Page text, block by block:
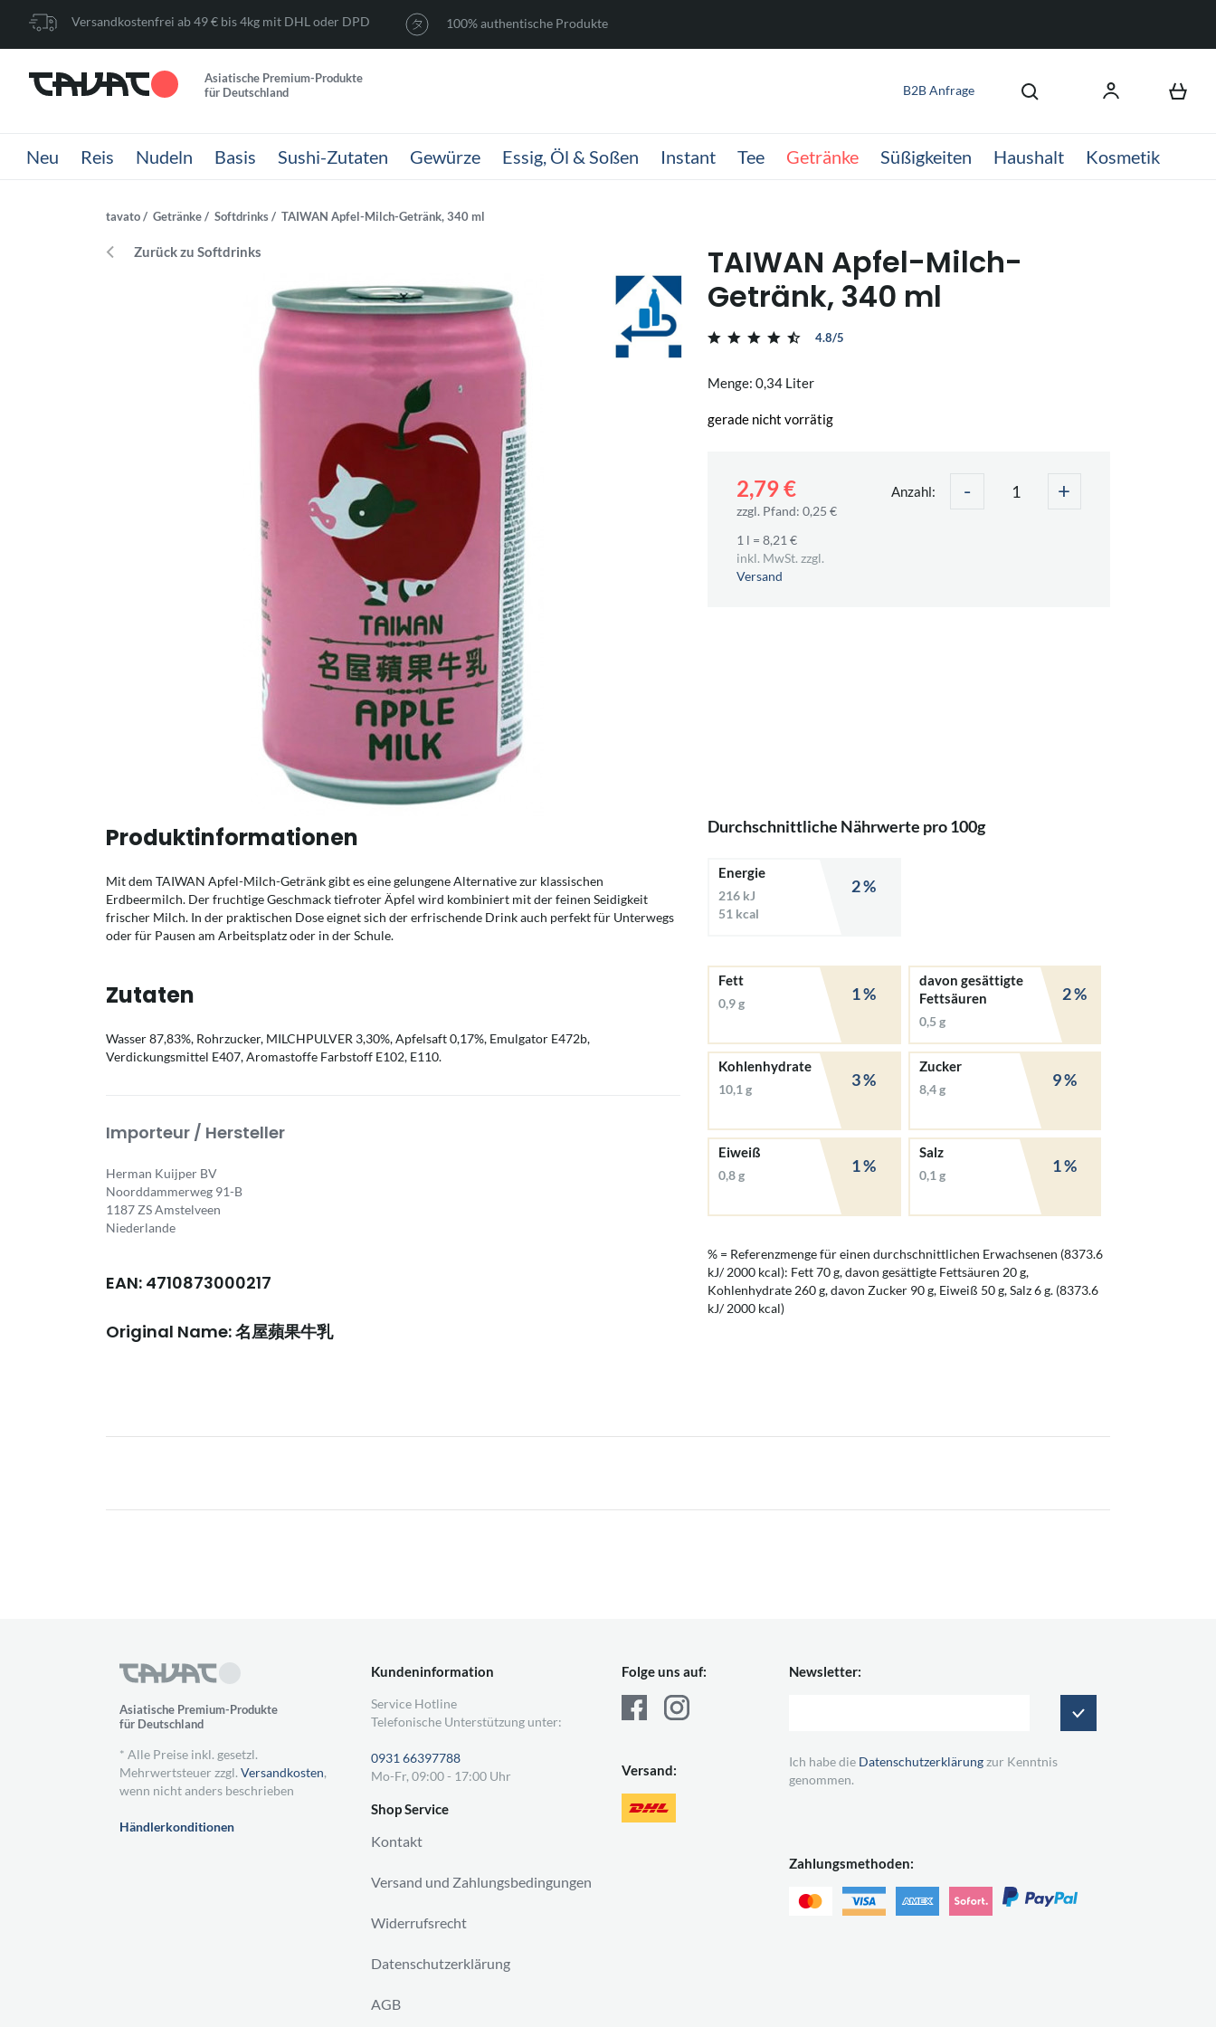
Versandkostenfrei ab 49 € bis 4kg mit DHL oder DPD 100% authentische Produkte
Asiatische Premium-Produkte
für Deutschland
B2B Anfrage
Neu Reis Nudeln Basis Sushi-Zutaten Gewürze Essig, Öl & Soßen Instant Tee Getränke Süßigkeiten Haushalt Kosmetik
tavato Getränke Softdrinks TAIWAN Apfel-Milch-Getränk, 340 ml
Zurück zu Softdrinks
TAIWAN Apfel-Milch-
Getränk, 340 ml
4.8/5
Menge: 0,34 Liter
gerade nicht vorrätig
2,79 €
zzgl. Pfand: 0,25 €
Anzahl: - +
1 l = 8,21 €
inkl. MwSt. zzgl.
Versand
Produktinformationen
Mit dem TAIWAN Apfel-Milch-Getränk gibt es eine gelungene Alternative zur klassischen
Erdbeermilch. Der fruchtige Geschmack tiefroter Äpfel wird kombiniert mit der feinen Seidigkeit
frischer Milch. In der praktischen Dose eignet sich der erfrischende Drink auch perfekt für Unterwegs
oder für Pausen am Arbeitsplatz oder in der Schule.
Zutaten
Wasser 87,83%, Rohrzucker, MILCHPULVER 3,30%, Apfelsaft 0,17%, Emulgator E472b,
Verdickungsmittel E407, Aromastoffe Farbstoff E102, E110.
Importeur / Hersteller
Herman Kuijper BV
Noorddammerweg 91-B
1187 ZS Amstelveen
Niederlande
EAN: 4710873000217
Original Name: 名屋蘋果牛乳
Durchschnittliche Nährwerte pro 100g
Energie
216 kJ
51 kcal
2 %
Fett
0,9 g 1 %
davon gesättigte
Fettsäuren
0,5 g
2 %
Kohlenhydrate
10,1 g 3 %
Zucker
8,4 g 9 %
Eiweiß
0,8 g 1 %
Salz
0,1 g 1 %
% = Referenzmenge für einen durchschnittlichen Erwachsenen (8373.6
kJ/ 2000 kcal): Fett 70 g, davon gesättigte Fettsäuren 20 g,
Kohlenhydrate 260 g, davon Zucker 90 g, Eiweiß 50 g, Salz 6 g. (8373.6
kJ/ 2000 kcal)
Asiatische Premium-Produkte
für Deutschland
* Alle Preise inkl. gesetzl.
Mehrwertsteuer zzgl. Versandkosten,
wenn nicht anders beschrieben
Händlerkonditionen
Kundeninformation
Service Hotline
Telefonische Unterstützung unter:
0931 66397788
Mo-Fr, 09:00 - 17:00 Uhr
Shop Service
Kontakt
Versand und Zahlungsbedingungen
Widerrufsrecht
Datenschutzerklärung
AGB
Folge uns auf:
Versand:
Newsletter:
Ich habe die Datenschutzerklärungzur Kenntnis
genommen.
Zahlungsmethoden: